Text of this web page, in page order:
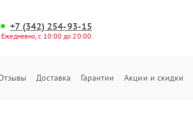
+7 (342) 254-93-15
Ежедневно, с 10:00 до 20:00
Доставка Гарантии Акции и скидки